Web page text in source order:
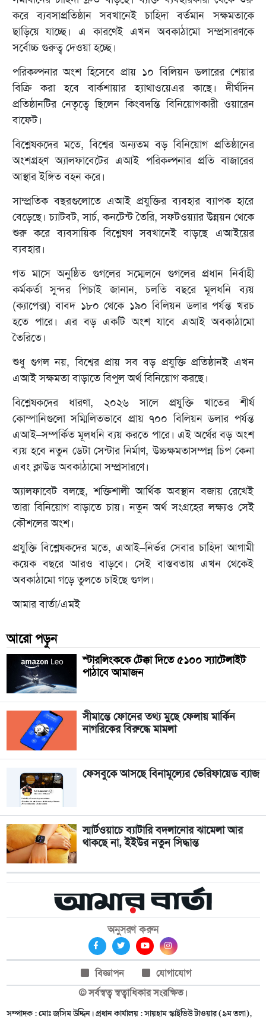
করে ব্যবসাপ্রতিষ্ঠান সবখানেই চাহিদা বর্তমান সক্ষমতাকে
ছাড়িয়ে যাচ্ছে। এ কারণেই এখন অবকাঠামো সম্প্রসারণকে
সর্বোচ্চ গুরুত্ব দেওয়া হচ্ছে।
পরিকল্পনার অংশ হিসেবে প্রায় ১০ বিলিয়ন ডলারের শেয়ার
বিক্রি করা হবে বার্কশায়ার হ্যাথাওয়েএর কাছে। দীর্ঘদিন
প্রতিষ্ঠানটির নেতৃত্বে ছিলেন কিংবদন্তি বিনিয়োগকারী ওয়ারেন
বাফেট।
বিশ্লেষকদের মতে, বিশ্বের অন্যতম বড় বিনিয়োগ প্রতিষ্ঠানের
অংশগ্রহণ অ্যালফাবেটের এআই পরিকল্পনার প্রতি বাজারের
আস্থার ইঙ্গিত বহন করে।
সাম্প্রতিক বছরগুলোতে এআই প্রযুক্তির ব্যবহার ব্যাপক হারে
বেড়েছে। চ্যাটবট, সার্চ, কনটেন্ট তৈরি, সফটওয়্যার উন্নয়ন থেকে
শুরু করে ব্যবসায়িক বিশ্লেষণ সবখানেই বাড়ছে এআইয়ের
ব্যবহার।
গত মাসে অনুষ্ঠিত গুগলের সম্মেলনে গুগলের প্রধান নির্বাহী
কর্মকর্তা সুন্দর পিচাই জানান, চলতি বছরে মূলধনি ব্যয়
(ক্যাপেক্স) বাবদ ১৮০ থেকে ১৯০ বিলিয়ন ডলার পর্যন্ত খরচ
হতে পারে। এর বড় একটি অংশ যাবে এআই অবকাঠামো
তৈরিতে।
শুধু গুগল নয়, বিশ্বের প্রায় সব বড় প্রযুক্তি প্রতিষ্ঠানই এখন
এআই সক্ষমতা বাড়াতে বিপুল অর্থ বিনিয়োগ করছে।
বিশ্লেষকদের ধারণা, ২০২৬ সালে প্রযুক্তি খাতের শীর্ষ
কোম্পানিগুলো সম্মিলিতভাবে প্রায় ৭০০ বিলিয়ন ডলার পর্যন্ত
এআই–সম্পর্কিত মূলধনি ব্যয় করতে পারে। এই অর্থের বড় অংশ
ব্যয় হবে নতুন ডেটা সেন্টার নির্মাণ, উচ্চক্ষমতাসম্পন্ন চিপ কেনা
এবং ক্লাউড অবকাঠামো সম্প্রসারণে।
অ্যালফাবেট বলছে, শক্তিশালী আর্থিক অবস্থান বজায় রেখেই
তারা বিনিয়োগ বাড়াতে চায়। নতুন অর্থ সংগ্রহের লক্ষ্যও সেই
কৌশলের অংশ।
প্রযুক্তি বিশ্লেষকদের মতে, এআই–নির্ভর সেবার চাহিদা আগামী
কয়েক বছরে আরও বাড়বে। সেই বাস্তবতায় এখন থেকেই
অবকাঠামো গড়ে তুলতে চাইছে গুগল।
আমার বার্তা/এমই
আরো পড়ুন
স্টারলিংককে টেক্কা দিতে ৫১০০ স্যাটেলাইট
পাঠাবে আমাজন
সীমান্তে ফোনের তথ্য মুছে ফেলায় মার্কিন
নাগরিকের বিরুদ্ধে মামলা
ফেসবুকে আসছে বিনামূল্যের ভেরিফায়েড ব্যাজ
স্মার্টওয়াচে ব্যাটারি বদলানোর ঝামেলা আর
থাকছে না, ইইউর নতুন সিদ্ধান্ত
অনুসরণ করুন
বিজ্ঞাপন
যোগাযোগ
© সর্বস্বত্ব স্বত্বাধিকার সংরক্ষিত।
সম্পাদক : মোঃ জসিম উদ্দিন। প্রধান কার্যালয় : সায়হাম স্কাইভিউ টাওয়ার (৯ম তলা),